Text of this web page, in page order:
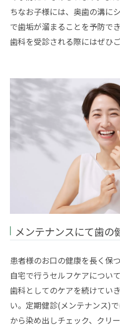
ちなお子様には、奥歯の溝に
で歯垢が溜まることを予防で
歯科を受診される際にはぜひ
メンテナンスにて歯の
患者様のお口の健康を長く保
自宅で行うセルフケアについ
歯科としてのケアを続けてい
い。定期健診(メンテナンス)
から染め出しチェック、クリ